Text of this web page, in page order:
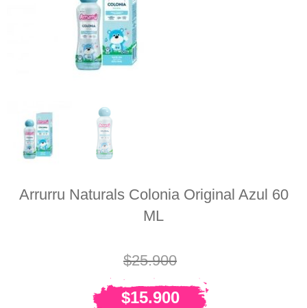
Arrurru Naturals Colonia Original Azul 60
ML
$25.900
$15.900